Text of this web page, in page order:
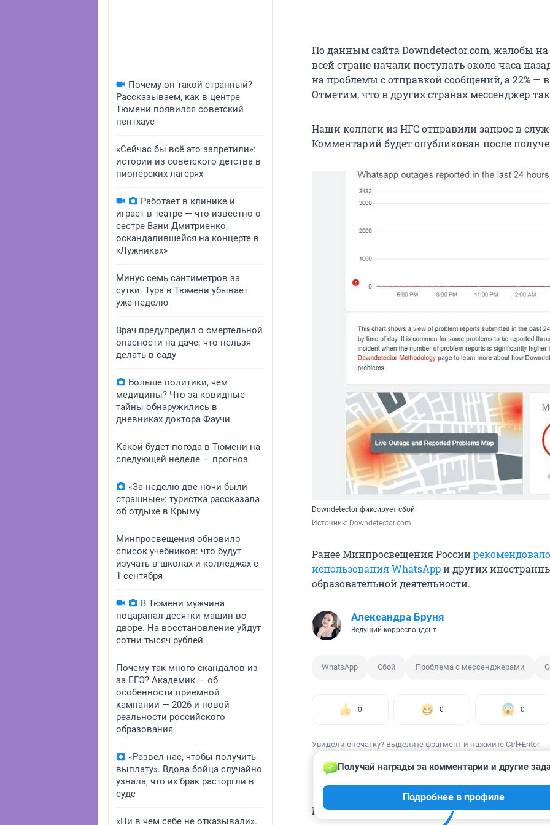
Почему он такой странный?
Рассказываем, как в центре
Тюмени появился советский
пентхаус
«Сейчас бы всё это запретили»:
истории из советского детства в
пионерских лагерях
Работает в клинике и
играет в театре — что известно о
сестре Вани Дмитриенко,
оскандалившейся на концерте в
«Лужниках»
Минус семь сантиметров за
сутки. Тура в Тюмени убывает
уже неделю
Врач предупредил о смертельной
опасности на даче: что нельзя
делать в саду
Больше политики, чем
медицины? Что за ковидные
тайны обнаружились в
дневниках доктора Фаучи
Какой будет погода в Тюмени на
следующей неделе — прогноз
«За неделю две ночи были
страшные»: туристка рассказала
об отдыхе в Крыму
Минпросвещения обновило
список учебников: что будут
изучать в школах и колледжах с
1 сентября
В Тюмени мужчина
поцарапал десятки машин во
дворе. На восстановление уйдут
сотни тысяч рублей
Почему так много скандалов из-
за ЕГЭ? Академик — об
особенности приемной
кампании — 2026 и новой
реальности российского
образования
«Развел нас, чтобы получить
выплату». Вдова бойца случайно
узнала, что их брак расторгли в
суде
«Ни в чем себе не отказывали».
По данным сайта Downdetector.com, жалобы на
всей стране начали поступать около часа
на проблемы с отправкой сообщений, а 22% —
Отметим, что в других странах мессенджер
Наши коллеги из НГС отправили запрос в
Комментарий будет опубликован после
Downdetector фиксирует сбой
Источник: Downdetector.com
Ранее Минпросвещения России
использования WhatsAppи других
образовательной деятельности.
Александра Бруня
Ведущий корреспондент
WhatsApp Сбой Проблема с мессенджерами
0 0 0
Увидели опечатку? Выделите фрагмент и нажмите Ctrl+Enter
КОММЕНТАРИИ 18
Получай награды за комментарии и другие
Подробнее в профиле